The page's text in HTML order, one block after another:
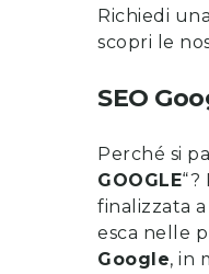
Richiedi
scopri le
SEO
Perché si
GOOGLE“?
finalizzata
esca nelle
Google, in